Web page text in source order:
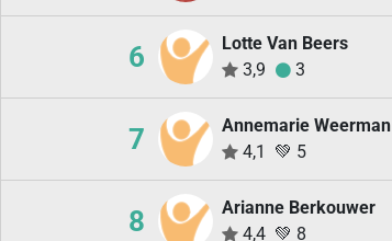
6
Lotte Van Beers
3,9
3
7
Annemarie Weerman
4,1
💚 5
8
Arianne Berkouwer
4,4 💚 8